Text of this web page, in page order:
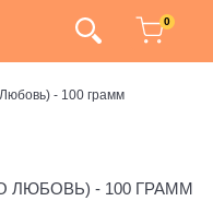
0
- 100 грамм
ЛЮБОВЬ) - 100 ГРАММ